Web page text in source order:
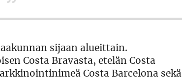
sijaan alueittain.
Costa Bravasta, etelän Costa
Costa Barcelona sekä